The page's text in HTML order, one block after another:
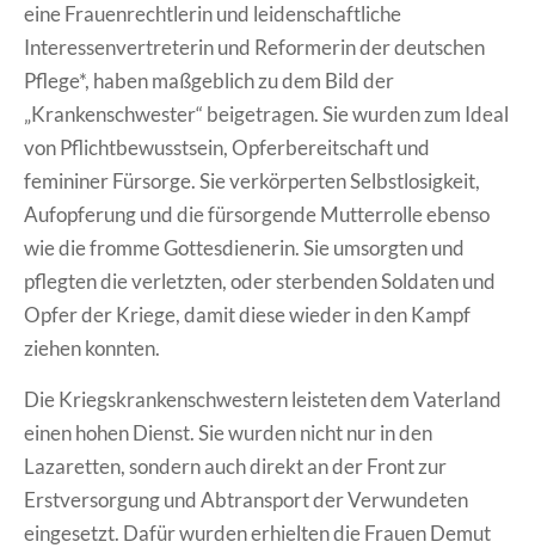
eine Frauenrechtlerin und leidenschaftliche
Interessenvertreterin und Reformerin der deutschen
Pflege*, haben maßgeblich zu dem Bild der
„Krankenschwester“ beigetragen. Sie wurden zum Ideal
von Pflichtbewusstsein, Opferbereitschaft und
femininer Fürsorge. Sie verkörperten Selbstlosigkeit,
Aufopferung und die fürsorgende Mutterrolle ebenso
wie die fromme Gottesdienerin. Sie umsorgten und
pflegten die verletzten, oder sterbenden Soldaten und
Opfer der Kriege, damit diese wieder in den Kampf
ziehen konnten.
Die Kriegskrankenschwestern leisteten dem Vaterland
einen hohen Dienst. Sie wurden nicht nur in den
Lazaretten, sondern auch direkt an der Front zur
Erstversorgung und Abtransport der Verwundeten
eingesetzt. Dafür wurden erhielten die Frauen Demut